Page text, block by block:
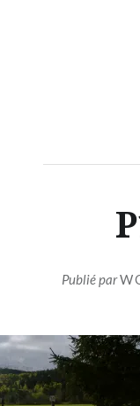
Publié par